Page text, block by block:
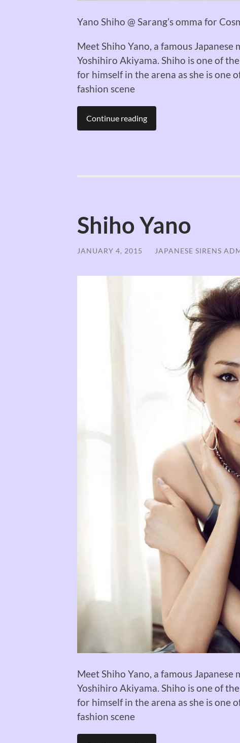
Yano Shiho @ Sarang’s omma for
Meet Shiho Yano, a famous
Yoshihiro Akiyama. Shiho is one of the
for himself in the arena as she is one
fashion scene
Continue reading
Shiho Yano
JANUARY 4, 2015 / JAPANESE SIRENS
Meet Shiho Yano, a famous
Yoshihiro Akiyama. Shiho is one of the
for himself in the arena as she is one
fashion scene